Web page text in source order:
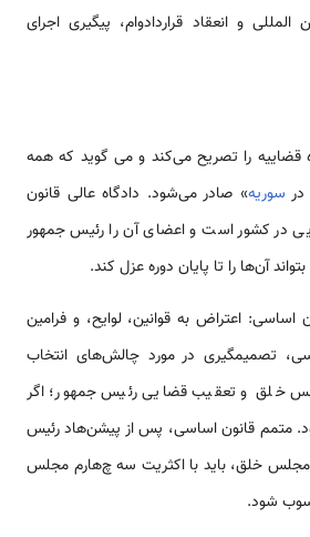
و انعقاد قراردادوام، پیگیری اجرای
قضاییه را تصریح ‌‌‌‌‌‌‌‌‌‌‌‌‌‌‌‌می‌کند و می گوید که همه
سوریه» صادر ‌‌‌‌‌‌‌‌می‌شود. دادگاه عالی قانون
در کشور ‌‌‌‌‌‌‌است و اعضای آن را رئیس جمهور
آن­‌‌‌‌‌‌‌‌ها را تا پایان دوره عزل کند.
اساسی: اعتراض به قوانین، لوایح، و فرامین
تصمیم­گیری در مورد چالش­‌‌‌‌‌‌‌‌های انتخاب
خلق و تعقیب قضایی رئیس جمهور؛ اگر
متمم قانون اساسی، پس از پیشن‌‌‌‌‌‌‌‌هاد رئیس
خلق، باید با اکثریت سه چ‌‌‌‌‌‌‌‌هارم مجلس
شود.